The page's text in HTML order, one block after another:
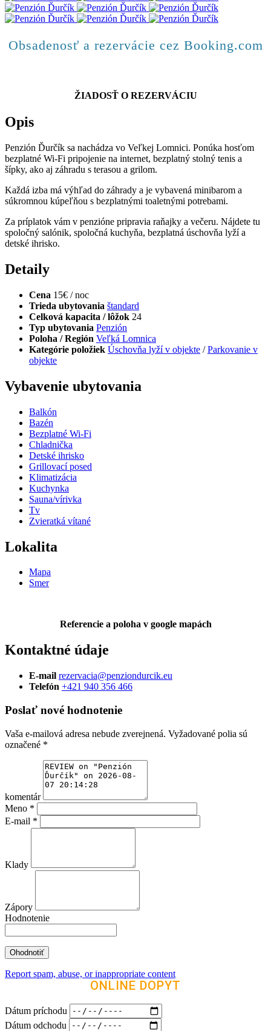
Obsadenosť a rezervácie cez Booking.com
ŽIADOSŤ O REZERVÁCIU
Opis
Penzión Ďurčík sa nachádza vo Veľkej Lomnici. Ponúka hosťom
bezplatné Wi-Fi pripojenie na internet, bezplatný stolný tenis a
šípky, ako aj záhradu s terasou a grilom.
Každá izba má výhľad do záhrady a je vybavená minibarom a
súkromnou kúpeľňou s bezplatnými toaletnými potrebami.
Za príplatok vám v penzióne pripravia raňajky a večeru. Nájdete tu
spoločný salónik, spoločná kuchyňa, bezplatná úschovňa lyží a
detské ihrisko.
Detaily
Cena 15€ / noc
Trieda ubytovania štandard
Celková kapacita / lôžok 24
Typ ubytovania Penzión
Poloha / Región Veľká Lomnica
Kategórie položiek Úschovňa lyží v objekte /Parkovanie v
objekte
Vybavenie ubytovania
Balkón
Bazén
Bezplatné Wi-Fi
Chladnička
Detské ihrisko
Grillovací posed
Klimatizácia
Kuchynka
Sauna/vírivka
Tv
Zvieratká vítané
Lokalita
Mapa
Smer
Referencie a poloha v google mapách
Kontaktné údaje
E-mail rezervacia@penziondurcik.eu
Telefón +421 940 356 466
Poslať nové hodnotenie
Vaša e-mailová adresa nebude zverejnená. Vyžadované polia sú
označené *
komentár
Meno *
E-mail *
Klady
Zápory
Hodnotenie
Report spam, abuse, or inappropriate content
ONLINE DOPYT
Dátum príchodu
Dátum odchodu